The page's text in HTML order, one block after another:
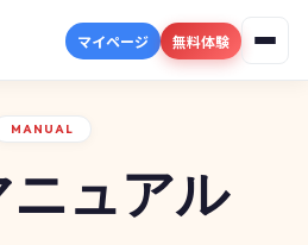
マイページ 無料体験
MANUAL
ニュアル